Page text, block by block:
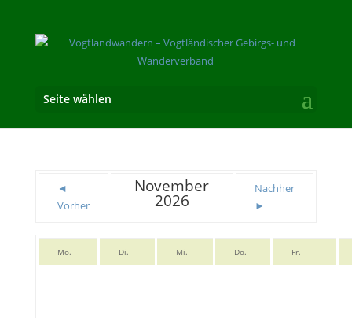
Seite wählen
◄
Vorher
November
2026
Nachher
►
Mo. Di. Mi. Do. Fr.